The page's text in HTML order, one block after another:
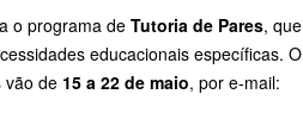
o programa de Tutoria de Pares, que
educacionais específicas. O
vão de 15 a 22 de maio, por e-mail: